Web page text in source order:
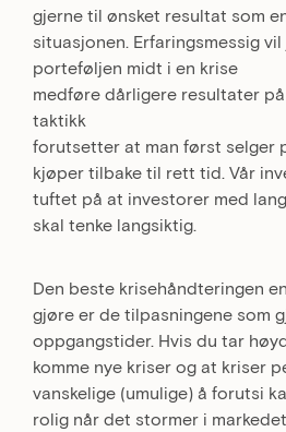
gjerne til ønsket resultat som
situasjonen. Erfaringsmessig
porteføljen midt i en krise
medføre dårligere resultater
taktikk
forutsetter at man først selger
kjøper tilbake til rett tid. Vår
tuftet på at investorer med
skal tenke langsiktig.
Den beste krisehåndteringen
gjøre er de tilpasningene som
oppgangstider. Hvis du tar
komme nye kriser og at kriser
vanskelige (umulige) å forutsi
rolig når det stormer i